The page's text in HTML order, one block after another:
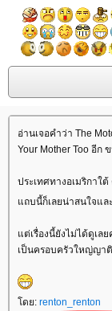
อ่านเจอคำว่า The
Your Mother Too อีก
ประเทศทางอเมริกาใ
ถบนี้ก็เลยน่าสนใจแล
ต่เรื่องนี้ยังไม่ได้ดูเล
เป็นครอบครัวใหญ่ญา
ดย: renton_renton